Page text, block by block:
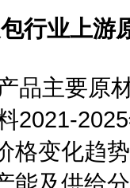
行业上游
主要原
2025
变化趋势